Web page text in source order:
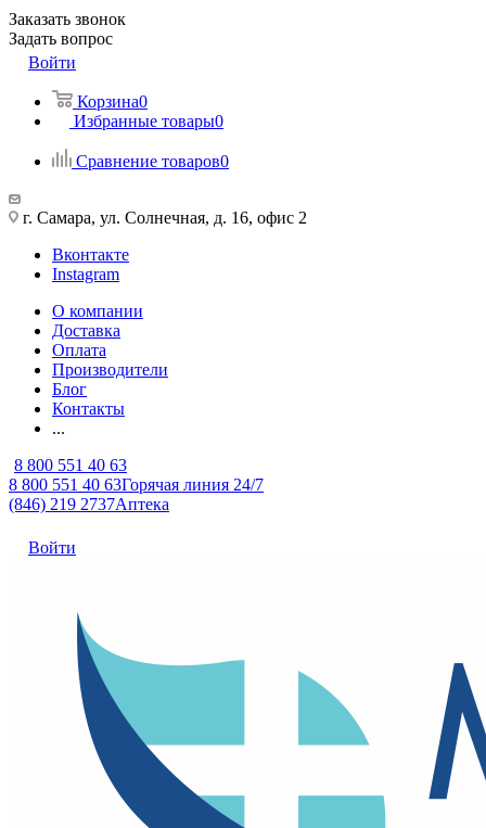
Заказать звонок
Задать вопрос
Войти
Корзина0
Избранные товары0
Сравнение товаров0
г. Самара, ул. Солнечная, д. 16, офис 2
Вконтакте
Instagram
О компании
Доставка
Оплата
Производители
Блог
Контакты
...
8 800 551 40 63
8 800 551 40 63Горячая линия 24/7
(846) 219 2737Аптека
Войти